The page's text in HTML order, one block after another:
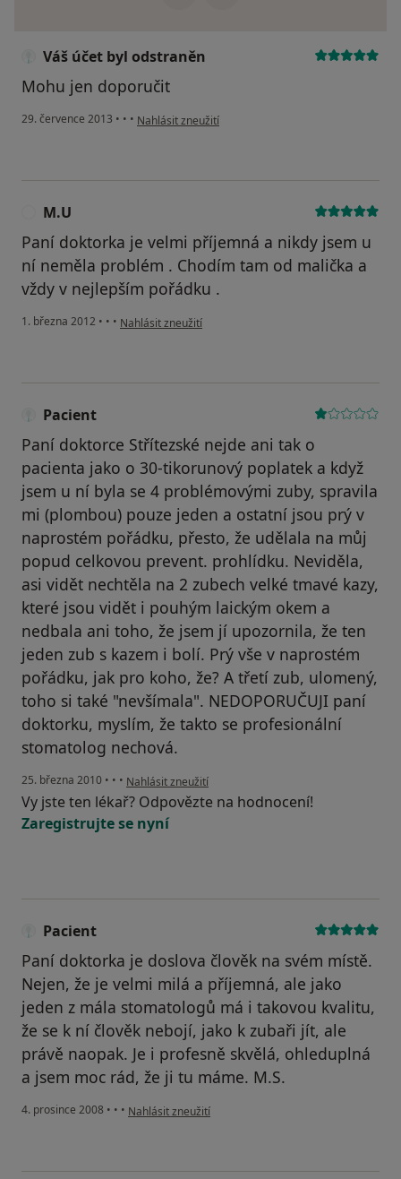
Váš účet byl odstraněn
Mohu jen doporučit
29. července 2013 • • • podle názoru uživatele Váš účet byl odstraněn
Nahlásit zneužití
M.U
Paní doktorka je velmi příjemná a nikdy jsem u
ní neměla problém . Chodím tam od malička a
vždy v nejlepším pořádku .
1. března 2012 • • • podle názoru uživatele M.U
Nahlásit zneužití
Pacient
Paní doktorce Střítezské nejde ani tak o
pacienta jako o 30-tikorunový poplatek a když
jsem u ní byla se 4 problémovými zuby, spravila
mi (plombou) pouze jeden a ostatní jsou prý v
naprostém pořádku, přesto, že udělala na můj
popud celkovou prevent. prohlídku. Neviděla,
asi vidět nechtěla na 2 zubech velké tmavé kazy,
které jsou vidět i pouhým laickým okem a
nedbala ani toho, že jsem jí upozornila, že ten
jeden zub s kazem i bolí. Prý vše v naprostém
pořádku, jak pro koho, že? A třetí zub, ulomený,
toho si také "nevšímala". NEDOPORUČUJI paní
doktorku, myslím, že takto se profesionální
stomatolog nechová.
25. března 2010 • • • podle názoru uživatele Pacient
Nahlásit zneužití
Vy jste ten lékař? Odpovězte na hodnocení!
Zaregistrujte se nyní
Pacient
Paní doktorka je doslova člověk na svém místě.
Nejen, že je velmi milá a příjemná, ale jako
jeden z mála stomatologů má i takovou kvalitu,
že se k ní člověk nebojí, jako k zubaři jít, ale
právě naopak. Je i profesně skvělá, ohleduplná
a jsem moc rád, že ji tu máme. M.S.
4. prosince 2008 • • • podle názoru uživatele Pacient
Nahlásit zneužití